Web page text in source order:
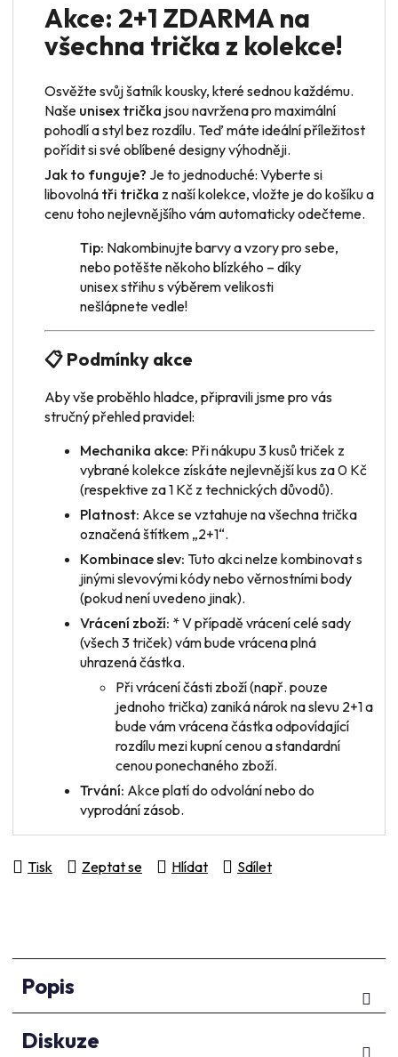
Akce: 2+1 ZDARMA na
všechna trička z kolekce!
Osvěžte svůj šatník kousky, které sednou každému.
Naše unisex trička jsou navržena pro maximální
pohodlí a styl bez rozdílu. Teď máte ideální příležitost
pořídit si své oblíbené designy výhodněji.
Jak to funguje? Je to jednoduché: Vyberte si
libovolná tři trička z naší kolekce, vložte je do košíku a
cenu toho nejlevnějšího vám automaticky odečteme.
Tip: Nakombinujte barvy a vzory pro sebe,
nebo potěšte někoho blízkého – díky
unisex střihu s výběrem velikosti
nešlápnete vedle!
📋 Podmínky akce
Aby vše proběhlo hladce, připravili jsme pro vás
stručný přehled pravidel:
Mechanika akce: Při nákupu 3 kusů triček z
vybrané kolekce získáte nejlevnější kus za 0 Kč
(respektive za 1 Kč z technických důvodů).
Platnost: Akce se vztahuje na všechna trička
označená štítkem „2+1“.
Kombinace slev: Tuto akci nelze kombinovat s
jinými slevovými kódy nebo věrnostními body
(pokud není uvedeno jinak).
Vrácení zboží: * V případě vrácenícelé sady
(všech 3 triček) vám bude vrácena plná
uhrazená částka.
Při vráceníčásti zboží(např. pouze
jednoho trička) zaniká nárok na slevu 2+1 a
bude vám vrácena částka odpovídající
rozdílu mezi kupní cenou a standardní
cenou ponechaného zboží.
Trvání: Akce platí do odvolání nebo do
vyprodání zásob.
Tisk Zeptat se Hlídat Sdílet
Popis
Diskuze